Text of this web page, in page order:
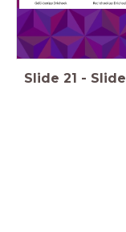
Slide 21 - Slide